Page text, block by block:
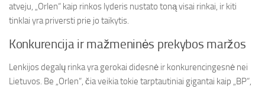
atveju, „Orlen“ kaip rinkos lyderis nustato toną visai rinkai, ir kiti
tinklai yra priversti prie jo taikytis.
Konkurencija ir mažmeninės prekybos maržos
Lenkijos degalų rinka yra gerokai didesnė ir konkurencingesnė nei
Lietuvos. Be „Orlen“, čia veikia tokie tarptautiniai gigantai kaip „BP“,